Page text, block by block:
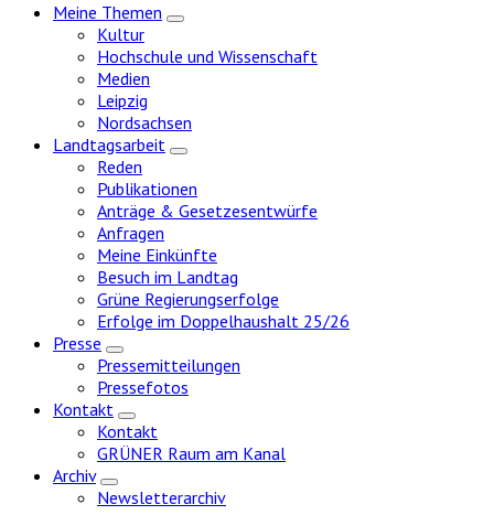
Meine Themen
Zeige
Kultur
Hochschule und Wissenschaft
Medien
Leipzig
Nordsachsen
Landtagsarbeit
Zeige
Reden
Publikationen
Anträge & Gesetzesentwürfe
Anfragen
Meine Einkünfte
Besuch im Landtag
Grüne Regierungserfolge
Erfolge im Doppelhaushalt 25/26
Presse
Zeige
Untermenü
Pressemitteilungen
Pressefotos
Kontakt
Zeige
Untermenü
Kontakt
GRÜNER Raum am Kanal
Archiv
Zeige
Untermenü
Newsletterarchiv